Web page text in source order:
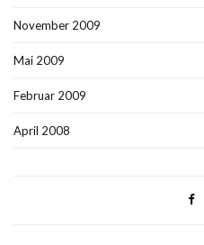
November 2009
Mai 2009
Februar 2009
April 2008